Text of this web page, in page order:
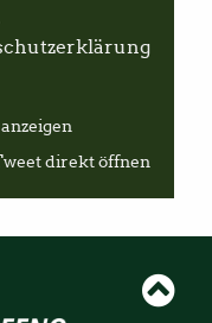
direkt öffnen